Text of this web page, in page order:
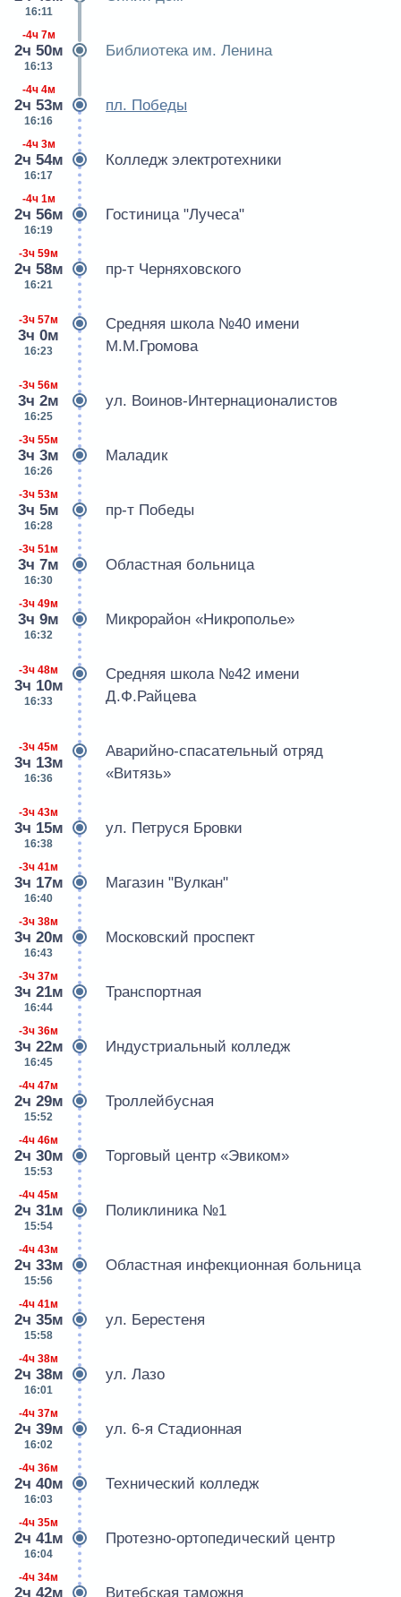
16:11
-4ч 7м
2ч 50м
16:13
Библиотека им. Ленина
-4ч 4м
2ч 53м
16:16
пл. Победы
-4ч 3м
2ч 54м
16:17
Колледж электротехники
-4ч 1м
2ч 56м
16:19
Гостиница "Лучеса"
-3ч 59м
2ч 58м
16:21
пр-т Черняховского
-3ч 57м
3ч 0м
16:23
Средняя школа №40 имени
М.М.Громова
-3ч 56м
3ч 2м
16:25
ул. Воинов-Интернационалистов
-3ч 55м
3ч 3м
16:26
Маладик
-3ч 53м
3ч 5м
16:28
пр-т Победы
-3ч 51м
3ч 7м
16:30
Областная больница
-3ч 49м
3ч 9м
16:32
Микрорайон «Никрополье»
-3ч 48м
3ч 10м
16:33
Средняя школа №42 имени
Д.Ф.Райцева
-3ч 45м
3ч 13м
16:36
Аварийно-спасательный отряд
«Витязь»
-3ч 43м
3ч 15м
16:38
ул. Петруся Бровки
-3ч 41м
3ч 17м
16:40
Магазин "Вулкан"
-3ч 38м
3ч 20м
16:43
Московский проспект
-3ч 37м
3ч 21м
16:44
Транспортная
-3ч 36м
3ч 22м
16:45
Индустриальный колледж
-4ч 47м
2ч 29м
15:52
Троллейбусная
-4ч 46м
2ч 30м
15:53
Торговый центр «Эвиком»
-4ч 45м
2ч 31м
15:54
Поликлиника №1
-4ч 43м
2ч 33м
15:56
Областная инфекционная больница
-4ч 41м
2ч 35м
15:58
ул. Берестеня
-4ч 38м
2ч 38м
16:01
ул. Лазо
-4ч 37м
2ч 39м
16:02
ул. 6-я Стадионная
-4ч 36м
2ч 40м
16:03
Технический колледж
-4ч 35м
2ч 41м
16:04
Протезно-ортопедический центр
-4ч 34м
2ч 42м Витебская таможня